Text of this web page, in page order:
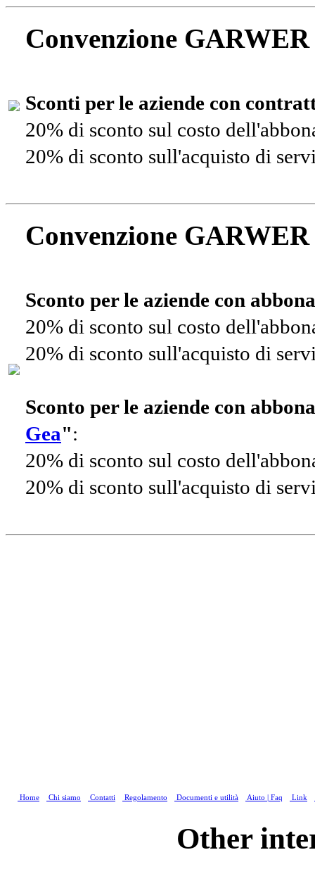
Convenzione
Sconti per le aziende con
20% di sconto sul costo
20% di sconto sull'acquisto di
Convenzione
Sconto per le aziende con
20% di sconto sul costo
20% di sconto sull'acquisto di
Sconto per le aziende con
Gea":
20% di sconto sul costo
20% di sconto sull'acquisto di
Home Chi siamo Contatti Regolamento Documenti e utilità Aiuto | Faq Link
Other